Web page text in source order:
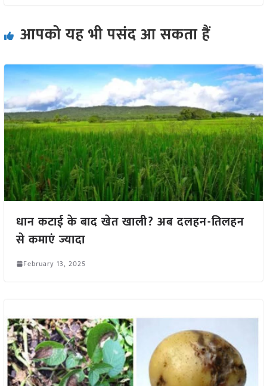
आपको यह भी पसंद आ सकता हैं
धान कटाई के बाद खेत खाली? अब दलहन-तिलहन
से कमाएं ज्यादा
February 13, 2025